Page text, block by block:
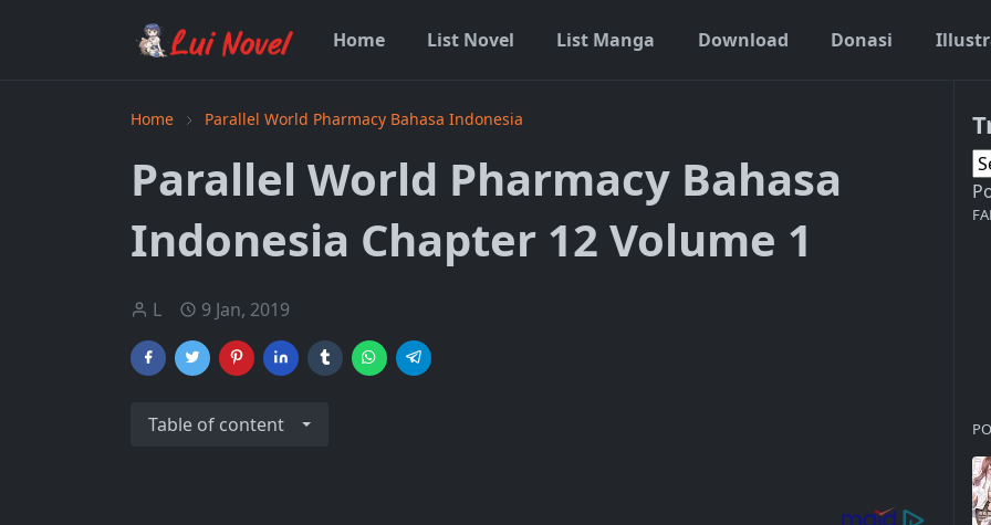
Home List Novel List Manga Download Donasi
Home Parallel World Pharmacy Bahasa Indonesia
Parallel World Pharmacy Bahasa
Indonesia Chapter 12 Volume 1
L 9 Jan, 2019
Table of content